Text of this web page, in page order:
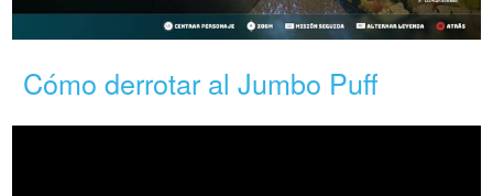
Cómo derrotar al Jumbo Puff